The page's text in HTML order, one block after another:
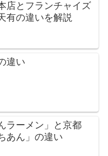
店とフランチャイズ
有の違いを解説
違い
ラーメン」と京都
あん」の違い